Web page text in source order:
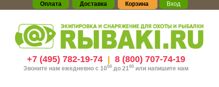
Оплата Доставка Корзина Вход
+7 (495) 782-19-74| 8 (800) 707-74-19
Звоните нам ежедневно с 1000до 21 00 или напишите нам